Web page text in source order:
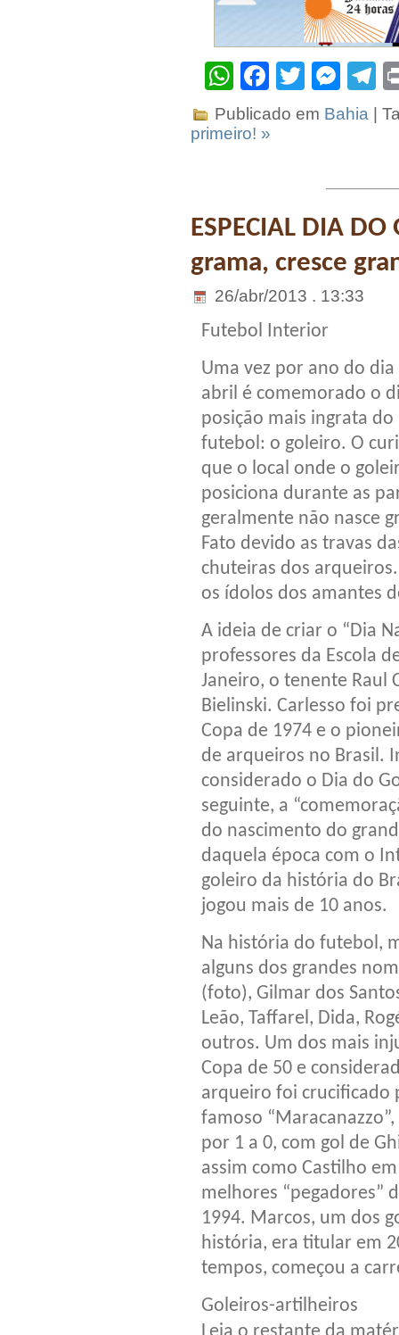
WhatsApp
Facebook
Twitter
Publicado em Bahia |
primeiro! »
ESPECIAL DIA
grama, cresce
26/abr/2013 . 13:33
Futebol Interior
Uma vez por ano do dia
abril é comemorado o
posição mais ingrata do
futebol: o goleiro. O
que o local onde o
posiciona durante as
geralmente não nasce
Fato devido as travas
chuteiras dos
os ídolos dos amantes
A ideia de criar o “Dia
professores da Escola
Janeiro, o tenente Raul
Bielinski. Carlesso foi
Copa de 1974 e o
de arqueiros no Brasil.
considerado o Dia do
seguinte, a
do nascimento do
daquela época com o
goleiro da história do
jogou mais de 10 anos.
Na história do futebol,
alguns dos grandes
(foto), Gilmar dos
Leão, Taffarel, Dida,
outros. Um dos mais
Copa de 50 e
arqueiro foi crucificado
famoso
por 1 a 0, com gol de
assim como Castilho
melhores “pegadores”
1994. Marcos, um dos
história, era titular em
tempos, começou a
Goleiros-artilheiros